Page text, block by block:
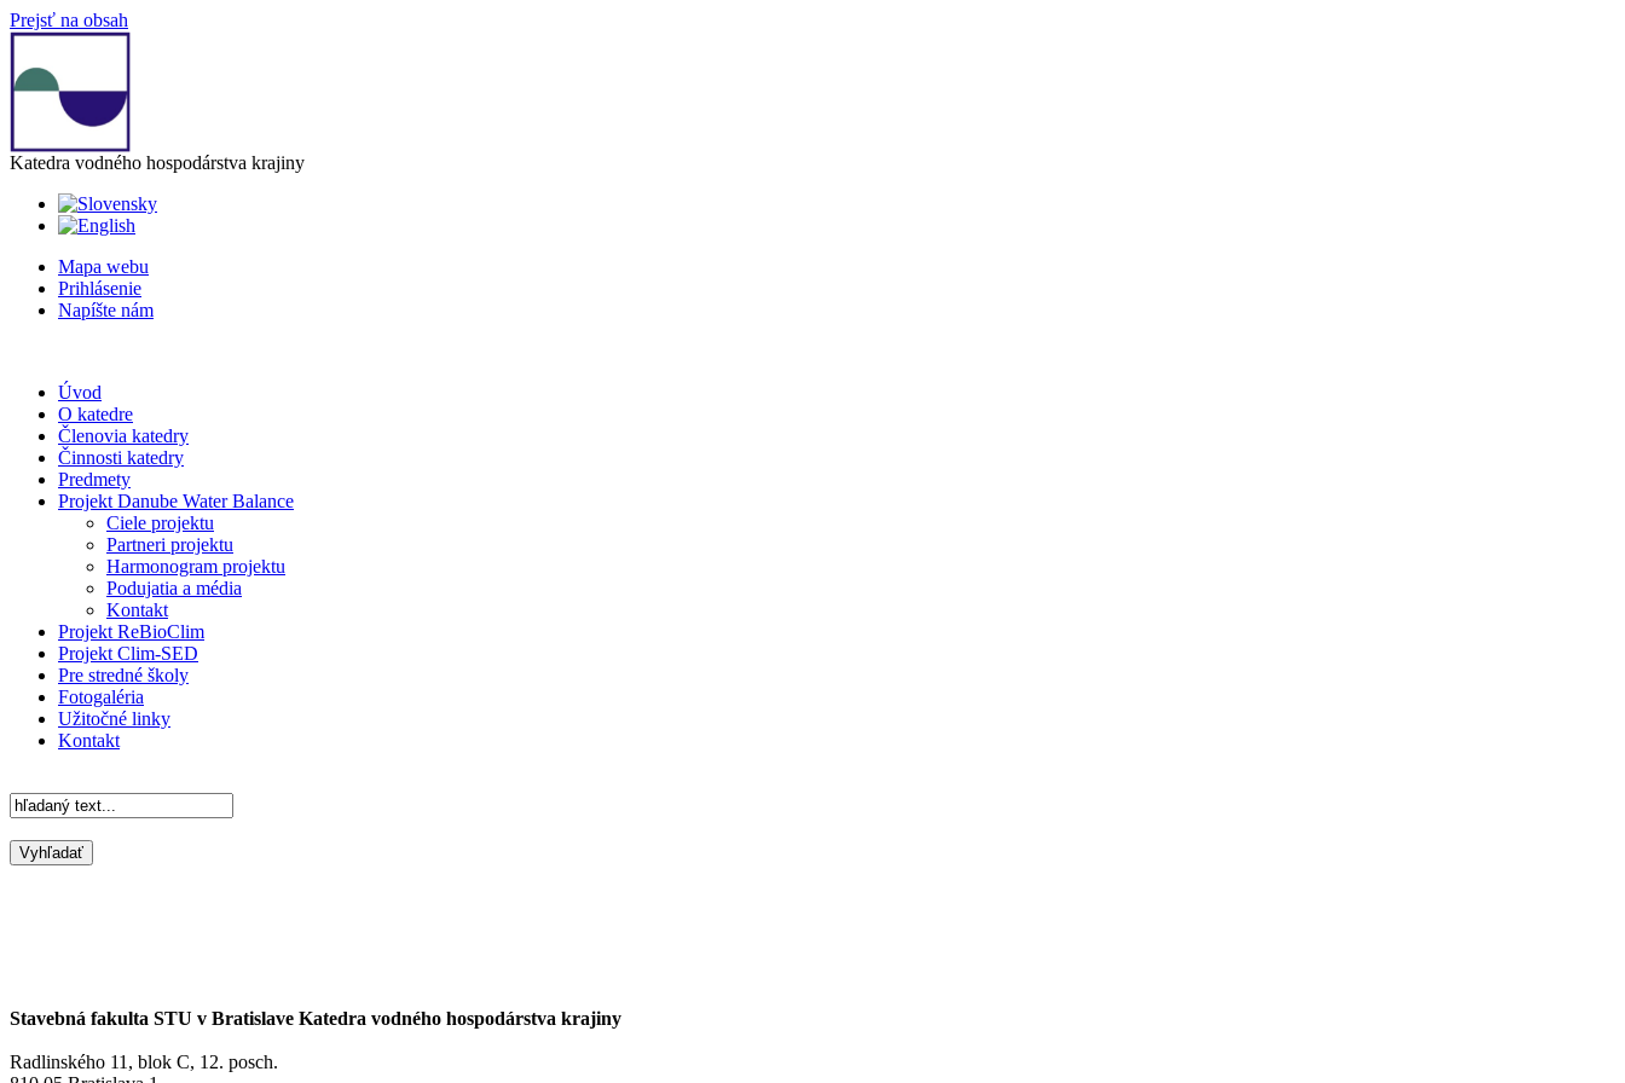
Prejsť na obsah
Katedra vodného hospodárstva krajiny
Mapa webu
Prihlásenie
Napíšte nám
Úvod
O katedre
Členovia katedry
Činnosti katedry
Predmety
Projekt Danube Water Balance
Ciele projektu
Partneri projektu
Harmonogram projektu
Podujatia a média
Kontakt
Projekt ReBioClim
Projekt Clim-SED
Pre stredné školy
Fotogaléria
Užitočné linky
Kontakt
Stavebná fakulta STU v Bratislave Katedra vodného hospodárstva krajiny
Radlinského 11, blok C, 12. posch.